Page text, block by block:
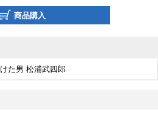
商品購入
た男 松浦武四郎